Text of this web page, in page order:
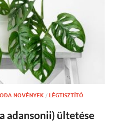
NÖVÉNYEK / LÉGTISZTÍTÓ
adansonii) ültetése